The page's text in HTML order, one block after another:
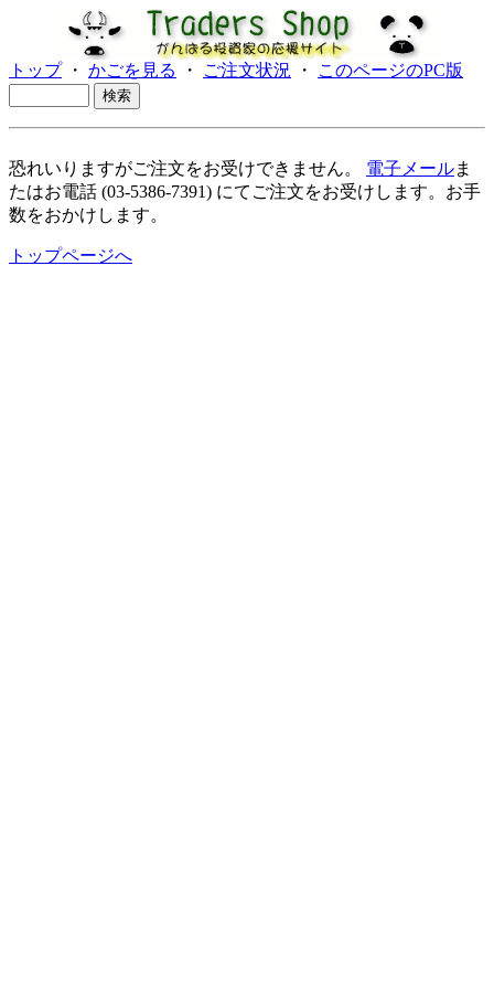
トップ・ かごを見る ・ ご注文状況 ・ このページのPC版
恐れいりますがご注文をお受けできません。 電子メールま
たはお電話 (03-5386-7391) にてご注文をお受けします。お手
数をおかけします。
トップページへ